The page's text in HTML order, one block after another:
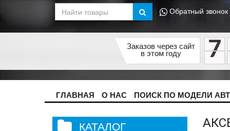
Обратный звонок
Заказов через сайт
в этом году 7
ГЛАВНАЯ О НАС ПОИСК ПО МОДЕЛИ
КАТАЛОГ